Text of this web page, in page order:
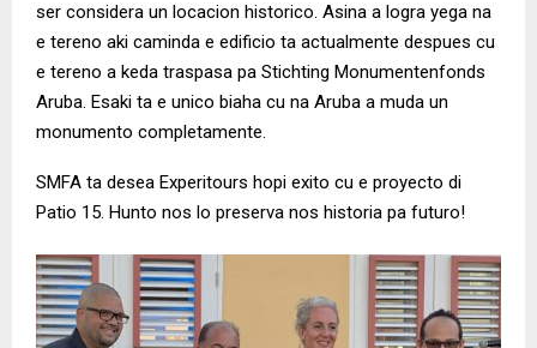
ser considera un locacion historico. Asina a logra yega na
e tereno aki caminda e edificio ta actualmente despues cu
e tereno a keda traspasa pa Stichting Monumentenfonds
Aruba. Esaki ta e unico biaha cu na Aruba a muda un
monumento completamente.
SMFA ta desea Experitours hopi exito cu e proyecto di
Patio 15. Hunto nos lo preserva nos historia pa futuro!